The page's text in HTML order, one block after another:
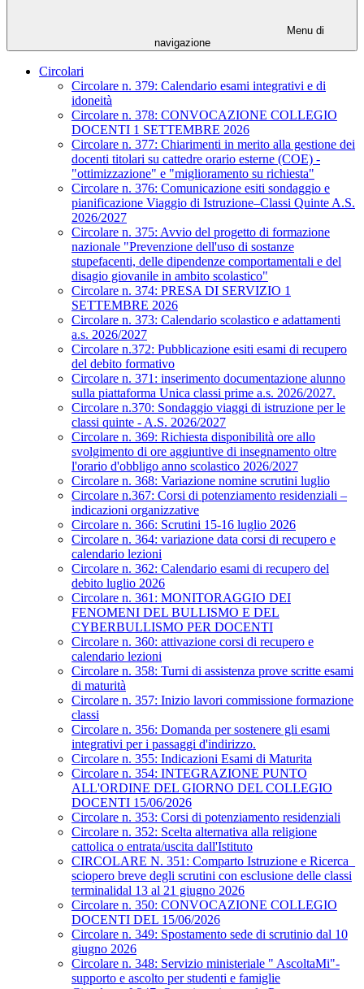
Menu di
navigazione
Circolari
Circolare n. 379: Calendario esami integrativi e di
idoneità
Circolare n. 378: CONVOCAZIONE COLLEGIO
DOCENTI 1 SETTEMBRE 2026
Circolare n. 377: Chiarimenti in merito alla gestione dei
docenti titolari su cattedre orario esterne (COE) -
"ottimizzazione" e "miglioramento su richiesta"
Circolare n. 376: Comunicazione esiti sondaggio e
pianificazione Viaggio di Istruzione–Classi Quinte A.S.
2026/2027
Circolare n. 375: Avvio del progetto di formazione
nazionale "Prevenzione dell'uso di sostanze
stupefacenti, delle dipendenze comportamentali e del
disagio giovanile in ambito scolastico"
Circolare n. 374: PRESA DI SERVIZIO 1
SETTEMBRE 2026
Circolare n. 373: Calendario scolastico e adattamenti
a.s. 2026/2027
Circolare n.372: Pubblicazione esiti esami di recupero
del debito formativo
Circolare n. 371: inserimento documentazione alunno
sulla piattaforma Unica classi prime a.s. 2026/2027.
Circolare n.370: Sondaggio viaggi di istruzione per le
classi quinte - A.S. 2026/2027
Circolare n. 369: Richiesta disponibilità ore allo
svolgimento di ore aggiuntive di insegnamento oltre
l'orario d'obbligo anno scolastico 2026/2027
Circolare n. 368: Variazione nomine scrutini luglio
Circolare n.367: Corsi di potenziamento residenziali –
indicazioni organizzative
Circolare n. 366: Scrutini 15-16 luglio 2026
Circolare n. 364: variazione data corsi di recupero e
calendario lezioni
Circolare n. 362: Calendario esami di recupero del
debito luglio 2026
Circolare n. 361: MONITORAGGIO DEI
FENOMENI DEL BULLISMO E DEL
CYBERBULLISMO PER DOCENTI
Circolare n. 360: attivazione corsi di recupero e
calendario lezioni
Circolare n. 358: Turni di assistenza prove scritte esami
di maturità
Circolare n. 357: Inizio lavori commissione formazione
classi
Circolare n. 356: Domanda per sostenere gli esami
integrativi per i passaggi d'indirizzo.
Circolare n. 355: Indicazioni Esami di Maturita
Circolare n. 354: INTEGRAZIONE PUNTO
ALL'ORDINE DEL GIORNO DEL COLLEGIO
DOCENTI 15/06/2026
Circolare n. 353: Corsi di potenziamento residenziali
Circolare n. 352: Scelta alternativa alla religione
cattolica o entrata/uscita dall'Istituto
CIRCOLARE N. 351: Comparto Istruzione e Ricerca_
sciopero breve degli scrutini con esclusione delle classi
terminalidal 13 al 21 giugno 2026
Circolare n. 350: CONVOCAZIONE COLLEGIO
DOCENTI DEL 15/06/2026
Circolare n. 349: Spostamento sede di scrutinio dal 10
giugno 2026
Circolare n. 348: Servizio ministeriale " AscoltaMi"-
supporto e ascolto per studenti e famiglie